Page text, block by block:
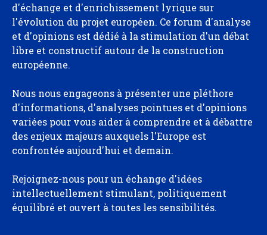
d'échange et d'enrichissement lyrique sur
l'évolution du projet européen. Ce forum d'analyse
et d'opinions est dédié à la stimulation d'un débat
libre et constructif autour de la construction
européenne.
Nous nous engageons à présenter une pléthore
d'informations, d'analyses pointues et d'opinions
variées pour vous aider à comprendre et à débattre
des enjeux majeurs auxquels l'Europe est
confrontée aujourd'hui et demain.
Rejoignez-nous pour un échange d'idées
intellectuellement stimulant, politiquement
équilibré et ouvert à toutes les sensibilités.